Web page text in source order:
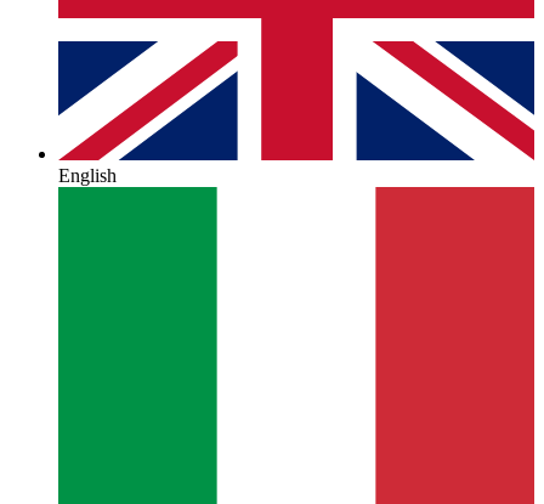
English